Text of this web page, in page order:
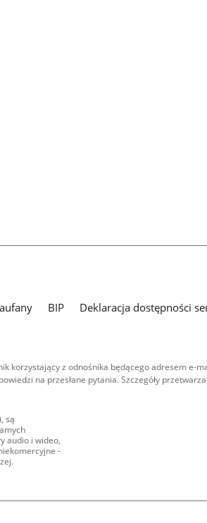
BIP
Deklaracja dostępności
korzystający z odnośnika będącego adresem e-
na przesłane pytania. Szczegóły
są
audio i wideo,
-